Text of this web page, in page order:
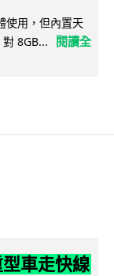
用，但內置天
8GB...
閱讀全
車走快線